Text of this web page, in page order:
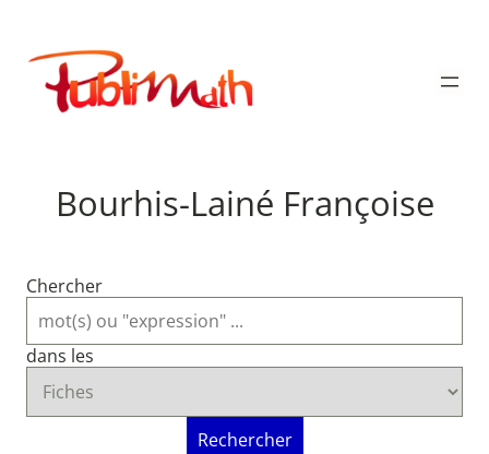
contenu
Publimath
Bourhis-Lainé Françoise
Chercher
dans les
Rechercher